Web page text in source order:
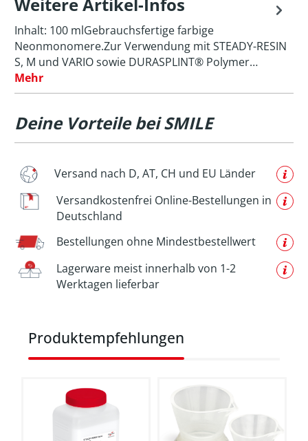
Inhalt: 100 mlGebrauchsfertige farbige
Neonmonomere.Zur Verwendung mit STEADY-RESIN
S, M und VARIO sowie DURASPLINT® Polymer…
Mehr
Deine Vorteile bei SMILE
Versand nach D, AT, CH und EU Länder
Versandkostenfrei Online-Bestellungen in
Deutschland
Bestellungen ohne Mindestbestellwert
Lagerware meist innerhalb von 1-2
Werktagen lieferbar
Produktgalerie überspringen
Produktempfehlungen